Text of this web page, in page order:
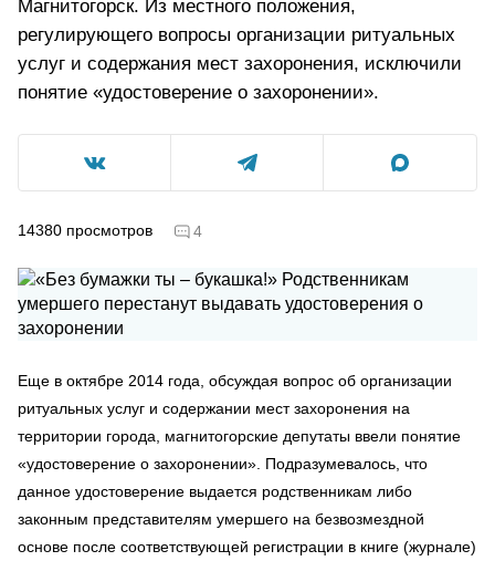
Магнитогорск. Из местного положения,
регулирующего вопросы организации ритуальных
услуг и содержания мест захоронения, исключили
понятие «удостоверение о захоронении».
14380 просмотров 4
Еще в октябре 2014 года, обсуждая вопрос об организации
ритуальных услуг и содержании мест захоронения на
территории города, магнитогорские депутаты ввели понятие
«удостоверение о захоронении». Подразумевалось, что
данное удостоверение выдается родственникам либо
законным представителям умершего на безвозмездной
основе после соответствующей регистрации в книге (журнале)